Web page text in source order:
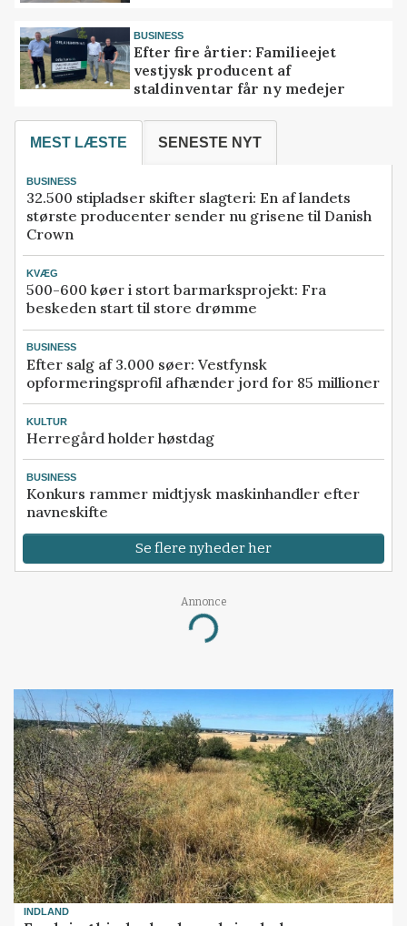
BUSINESS
Efter fire årtier: Familieejet
vestjysk producent af
staldinventar får ny medejer
MEST LÆSTE SENESTE NYT
BUSINESS
32.500 stipladser skifter slagteri: En af landets
største producenter sender nu grisene til Danish
Crown
KVÆG
500-600 køer i stort barmarksprojekt: Fra
beskeden start til store drømme
BUSINESS
Efter salg af 3.000 søer: Vestfynsk
opformeringsprofil afhænder jord for 85 millioner
KULTUR
Herregård holder høstdag
BUSINESS
Konkurs rammer midtjysk maskinhandler efter
navneskifte
Se flere nyheder her
Annonce
Loading...
INDLAND